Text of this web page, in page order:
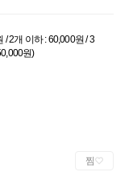
2개 이하 : 60,000원 / 3
원)
찜